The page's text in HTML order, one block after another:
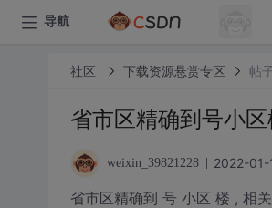
导航
社区 下载资源悬赏专区 帖
省市区精确到号小
weixin_39821228 2022-01-
省市区精确到 号 小区 楼 , 相关